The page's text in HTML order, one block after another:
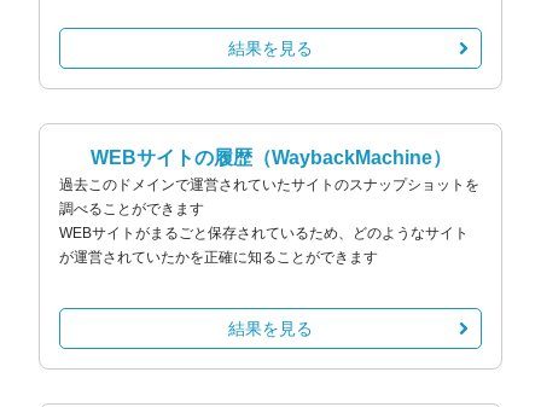
結果を見る
WEBサイトの履歴（WaybackMachine）
過去このドメインで運営されていたサイトのスナップショットを
調べることができます
WEBサイトがまるごと保存されているため、どのようなサイト
が運営されていたかを正確に知ることができます
結果を見る